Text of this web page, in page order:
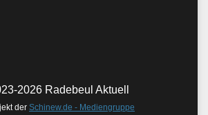
2026 Radebeul Aktuell
der Schinew.de - Mediengruppe